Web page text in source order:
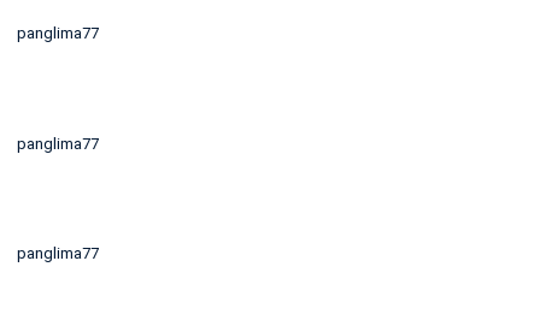
panglima77
panglima77
panglima77